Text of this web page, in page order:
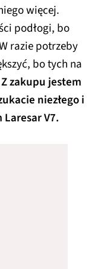
więcej.
podłogi, bo
razie potrzeby
bo tych na
Z zakupu jestem
niezłego i
V7.